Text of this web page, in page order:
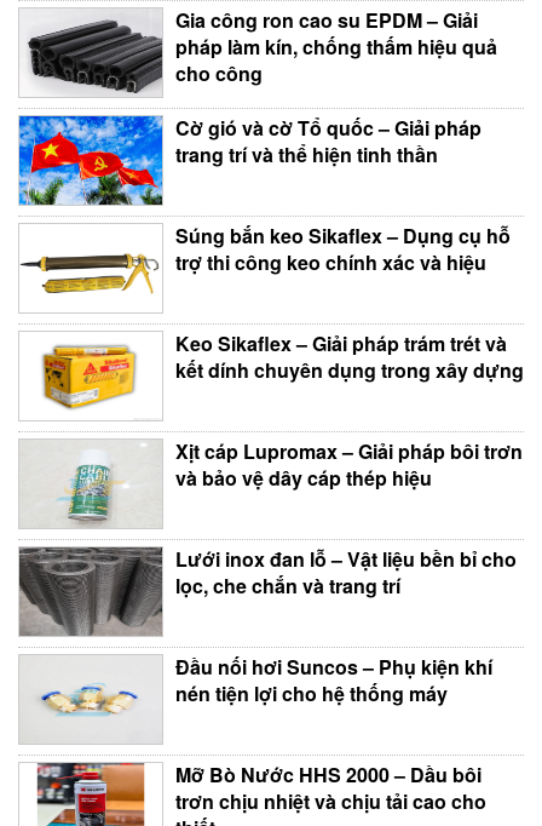
Gia công ron cao su EPDM – Giải
pháp làm kín, chống thấm hiệu quả
cho công
Cờ gió và cờ Tổ quốc – Giải pháp
trang trí và thể hiện tinh thần
Súng bắn keo Sikaflex – Dụng cụ hỗ
trợ thi công keo chính xác và hiệu
Keo Sikaflex – Giải pháp trám trét và
kết dính chuyên dụng trong xây dựng
Xịt cáp Lupromax – Giải pháp bôi trơn
và bảo vệ dây cáp thép hiệu
Lưới inox đan lỗ – Vật liệu bền bỉ cho
lọc, che chắn và trang trí
Đầu nối hơi Suncos – Phụ kiện khí
nén tiện lợi cho hệ thống máy
Mỡ Bò Nước HHS 2000 – Dầu bôi
trơn chịu nhiệt và chịu tải cao cho